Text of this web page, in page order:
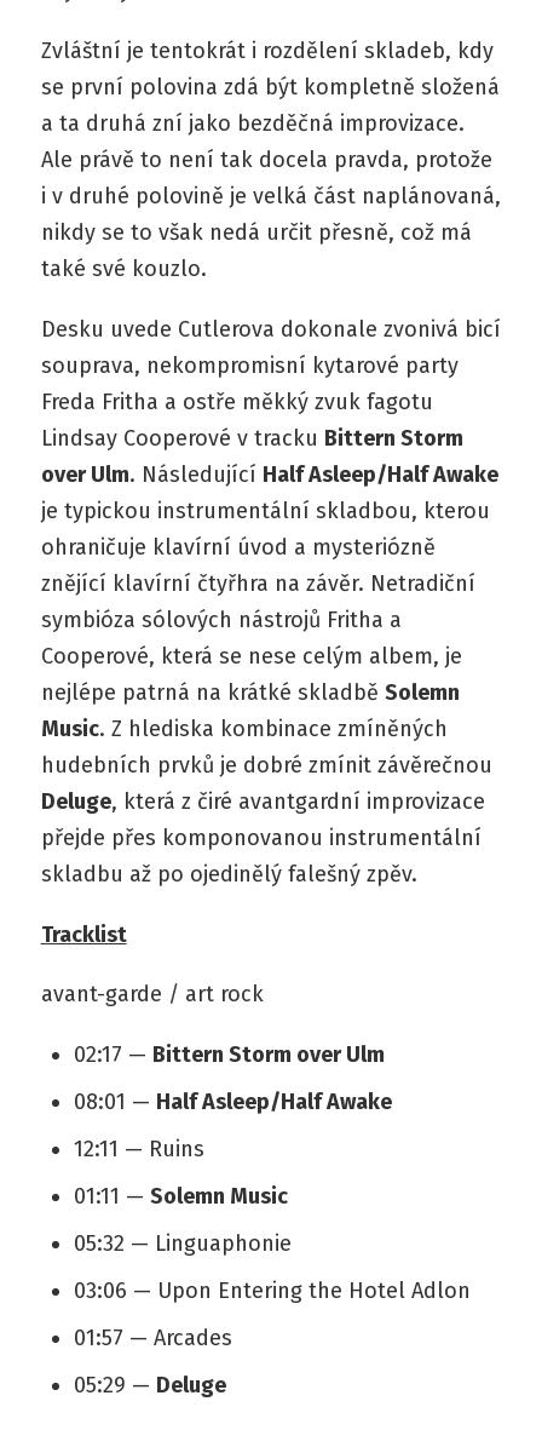
Zvláštní je tentokrát i rozdělení skladeb, kdy
se první polovina zdá být kompletně složená
a ta druhá zní jako bezděčná improvizace.
Ale právě to není tak docela pravda, protože
i v druhé polovině je velká část naplánovaná,
nikdy se to však nedá určit přesně, což má
také své kouzlo.
Desku uvede Cutlerova dokonale zvonivá bicí
souprava, nekompromisní kytarové party
Freda Fritha a ostře měkký zvuk fagotu
Lindsay Cooperové v tracku Bittern Storm
over Ulm. Následující Half Asleep/Half Awake
je typickou instrumentální skladbou, kterou
ohraničuje klavírní úvod a mysteriózně
znějící klavírní čtyřhra na závěr. Netradiční
symbióza sólových nástrojů Fritha a
Cooperové, která se nese celým albem, je
nejlépe patrná na krátké skladbě Solemn
Music. Z hlediska kombinace zmíněných
hudebních prvků je dobré zmínit závěrečnou
Deluge, která z čiré avantgardní improvizace
přejde přes komponovanou instrumentální
skladbu až po ojedinělý falešný zpěv.
Tracklist
avant-garde / art rock
02:17 — Bittern Storm over Ulm
08:01 — Half Asleep/Half Awake
12:11 — Ruins
01:11 — Solemn Music
05:32 — Linguaphonie
03:06 — Upon Entering the Hotel Adlon
01:57 — Arcades
05:29 — Deluge